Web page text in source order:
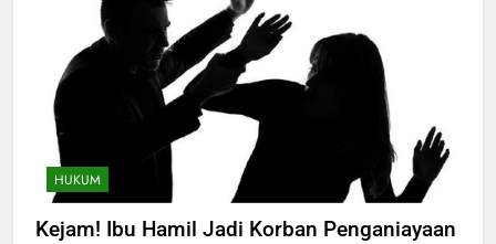
HUKUM
Kejam! Ibu Hamil Jadi Korban Penganiayaan